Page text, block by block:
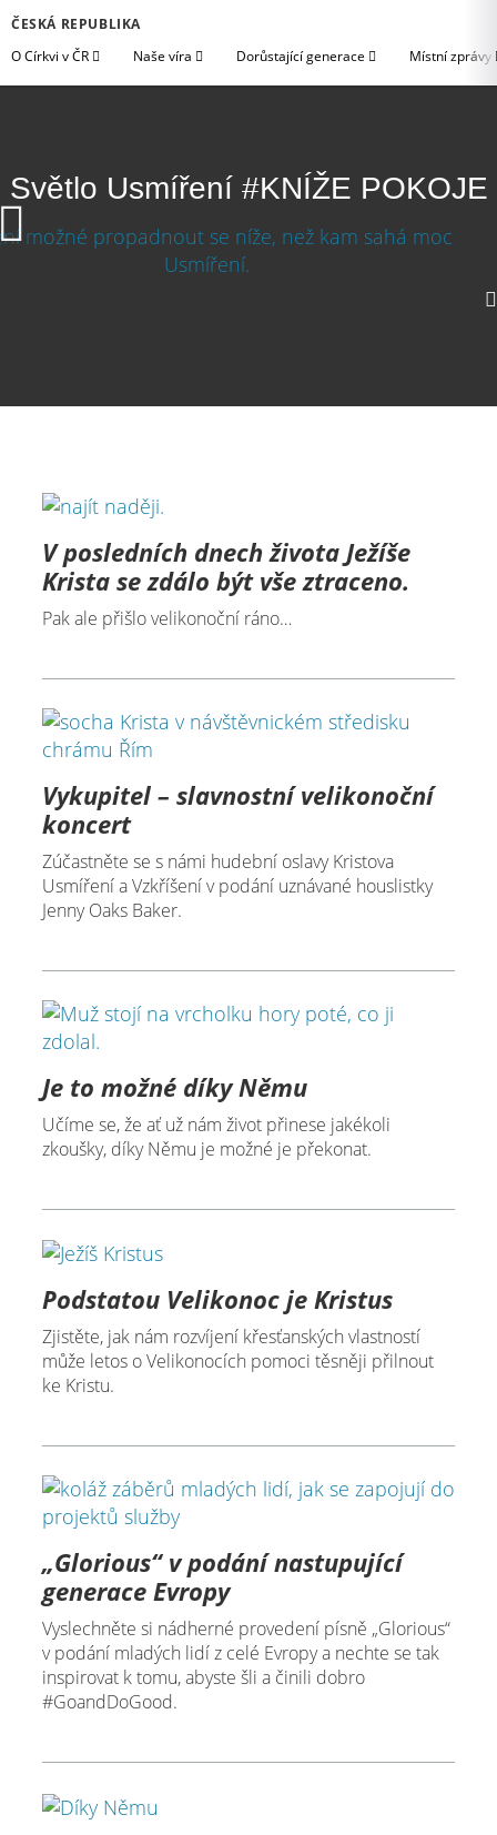
ČESKÁ REPUBLIKA
O Církvi v ČR
Naše víra Dorůstající generace Místní zprávy
Světlo Usmíření #KNÍŽE POKOJE
V posledních dnech života Ježíše
Krista se zdálo být vše ztraceno.
Pak ale přišlo velikonoční ráno…
Vykupitel – slavnostní velikonoční
koncert
Zúčastněte se s námi hudební oslavy Kristova
Usmíření a Vzkříšení v podání uznávané houslistky
Jenny Oaks Baker.
Je to možné díky Němu
Učíme se, že ať už nám život přinese jakékoli
zkoušky, díky Němu je možné je překonat.
Podstatou Velikonoc je Kristus
Zjistěte, jak nám rozvíjení křesťanských vlastností
může letos o Velikonocích pomoci těsněji přilnout
ke Kristu.
„Glorious“ v podání nastupující
generace Evropy
Vyslechněte si nádherné provedení písně „Glorious“
v podání mladých lidí z celé Evropy a nechte se tak
inspirovat k tomu, abyste šli a činili dobro
#GoandDoGood.